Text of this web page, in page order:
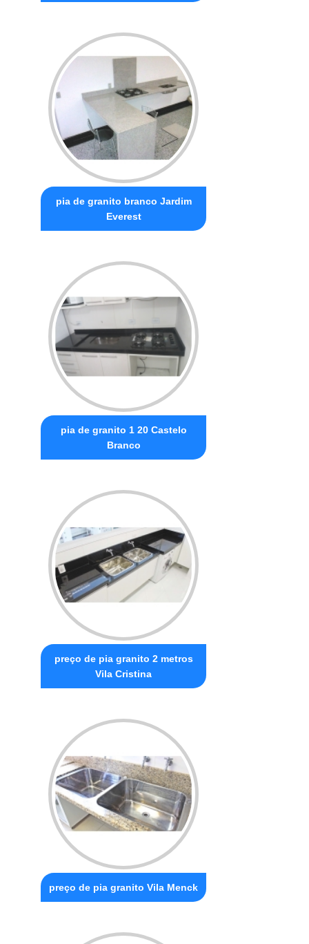
pia de granito branco Jardim
Everest
pia de granito 1 20 Castelo
Branco
preço de pia granito 2 metros
Vila Cristina
preço de pia granito Vila Menck